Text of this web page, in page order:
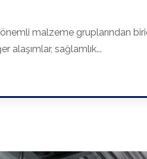
malzeme gruplarından
alaşımlar, sağlamlık...